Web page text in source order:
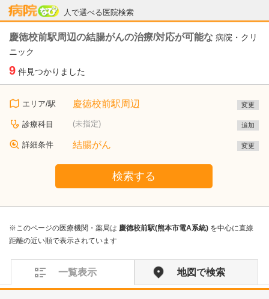
人で選べる医院検索
病院なび
慶徳校前駅周辺の結腸がんの治療/対応が可能な 病院・クリ
ニック
9 件見つかりました
エリア/駅 慶徳校前駅周辺 変更
診療科目 (未指定) 追加
詳細条件 結腸がん 変更
検索する
※このページの医療機関・薬局は 慶徳校前駅(熊本市電A系統) を中心に直線
距離の近い順で表示されています
一覧表示 地図で検索